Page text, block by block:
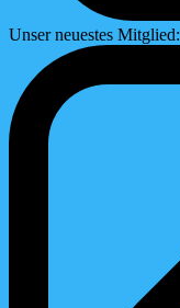
Unser neuestes Mitglied: